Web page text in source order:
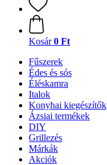
Kosár 0 Ft
Fűszerek
Édes és sós
Éléskamra
Italok
Konyhai kiegészítők
Ázsiai termékek
DIY
Grillezés
Márkák
Akciók